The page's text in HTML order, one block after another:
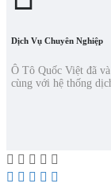
Dịch Vụ Chuyên Nghiệp
Ô Tô Quốc Việt đã
cùng với hệ thống